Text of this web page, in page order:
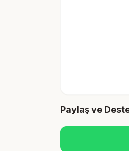
Paylaş ve